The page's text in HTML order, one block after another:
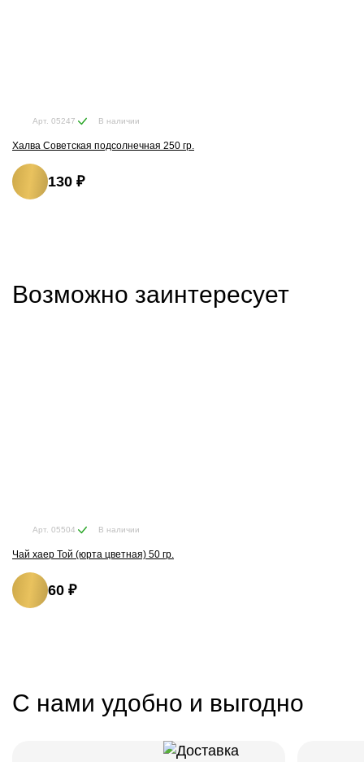
Арт. 05247 В наличии
Халва Советская подсолнечная 250 гр.
130 ₽
Возможно заинтересует
Арт. 05504 В наличии
Чай хаер Той (юрта цветная) 50 гр.
60 ₽
С нами удобно и выгодно